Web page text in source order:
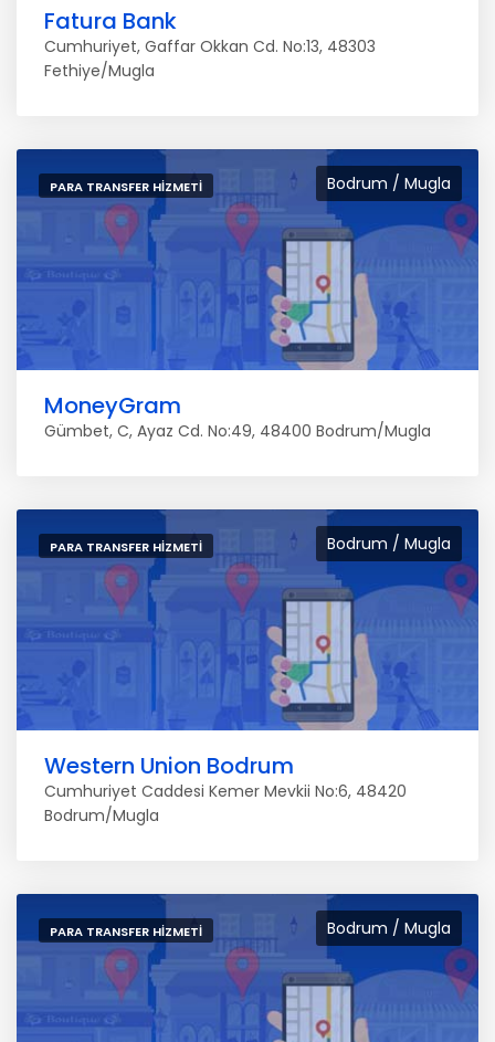
Fatura Bank
Cumhuriyet, Gaffar Okkan Cd. No:13, 48303
Fethiye/Mugla
Bodrum / Mugla
PARA TRANSFER HIZMETI
MoneyGram
Gümbet, C, Ayaz Cd. No:49, 48400 Bodrum/Mugla
Bodrum / Mugla
PARA TRANSFER HIZMETI
Western Union Bodrum
Cumhuriyet Caddesi Kemer Mevkii No:6, 48420
Bodrum/Mugla
Bodrum / Mugla
PARA TRANSFER HIZMETI